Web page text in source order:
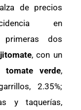
de precios
en
dos
jitomate, con un
tomate verde,
2.35%;
y taquerías,